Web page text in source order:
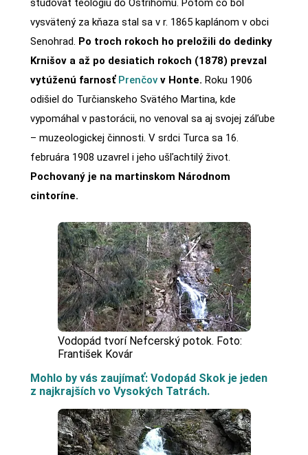
študovať teológiu do Ostrihomu. Potom čo bol
vysvätený za kňaza stal sa v r. 1865 kaplánom v obci
Senohrad. Po troch rokoch ho preložili do dedinky
Krnišov a až po desiatich rokoch (1878) prevzal
vytúženú farnosť Prenčovv Honte. Roku 1906
odišiel do Turčianskeho Svätého Martina, kde
vypomáhal v pastorácii, no venoval sa aj svojej záľube
– muzeologickej činnosti. V srdci Turca sa 16.
februára 1908 uzavrel i jeho ušľachtilý život.
Pochovaný je na martinskom Národnom
cintoríne.
Vodopád tvorí Nefcerský potok. Foto:
František Kovár
Mohlo by vás zaujímať: Vodopád Skok je jeden
z najkrajších vo Vysokých Tatrách.